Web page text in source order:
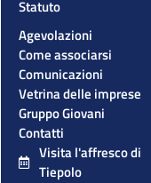
Statuto
Agevolazioni
Come associarsi
Comunicazioni
Vetrina delle imprese
Gruppo Giovani
Contatti
Visita l'affresco di
Tiepolo